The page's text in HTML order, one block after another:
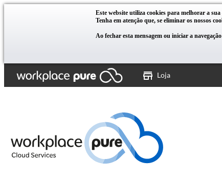
Este website utiliza cookies para melhorar a
Tenha em atenção que, se eliminar os nossos
Ao fechar esta mensagem ou iniciar a
Loja